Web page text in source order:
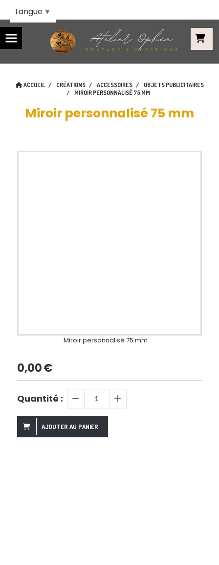
ACCUEIL CRÉATIONS ACCESSOIRES
OBJETS PUBLICITAIRES
MIROIR PERSONNALISÉ 75 MM
Miroir personnalisé 75 mm
Miroir personnalisé 75 mm
0,00€
Quantité :
AJOUTER AU PANIER
Langue ▼